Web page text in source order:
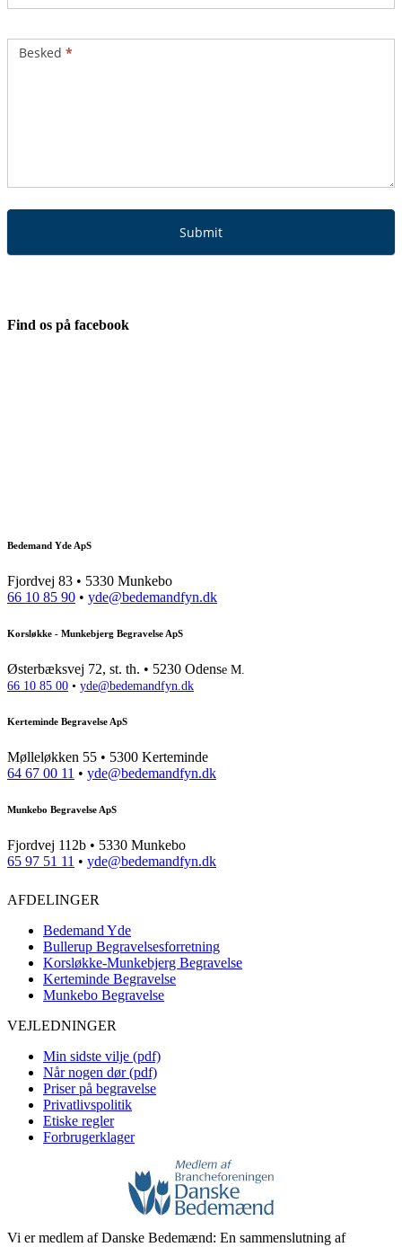
Besked *
Submit
Find os på facebook
Bedemand Yde ApS
Fjordvej 83 • 5330 Munkebo
66 10 85 90 • yde@bedemandfyn.dk
Korsløkke - Munkebjerg Begravelse ApS
Østerbæksvej 72, st. th. • 5230 Odense M.
66 10 85 00 • yde@bedemandfyn.dk
Kerteminde Begravelse ApS
Mølleløkken 55 • 5300 Kerteminde
64 67 00 11 • yde@bedemandfyn.dk
Munkebo Begravelse ApS
Fjordvej 112b • 5330 Munkebo
65 97 51 11 • yde@bedemandfyn.dk
AFDELINGER
Bedemand Yde
Bullerup Begravelsesforretning
Korsløkke-Munkebjerg Begravelse
Kerteminde Begravelse
Munkebo Begravelse
VEJLEDNINGER
Min sidste vilje (pdf)
Når nogen dør (pdf)
Priser på begravelse
Privatlivspolitik
Etiske regler
Forbrugerklager
Vi er medlem af Danske Bedemænd: En sammenslutning af